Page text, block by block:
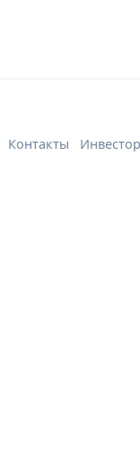
Контакты